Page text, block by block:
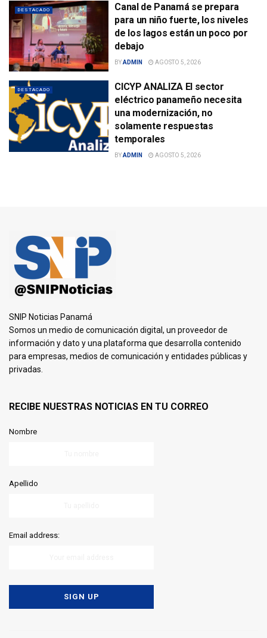
DESTACADO
Canal de Panamá se prepara
para un niño fuerte, los niveles
de los lagos están un poco por
debajo
BYADMIN AGOSTO 5, 2026
DESTACADO
CICYP ANALIZA El sector
eléctrico panameño necesita
una modernización, no
solamente respuestas
temporales
BYADMIN AGOSTO 5, 2026
SNIP Noticias Panamá
Somos un medio de comunicación digital, un proveedor de
información y dato y una plataforma que desarrolla contenido
para empresas, medios de comunicación y entidades públicas y
privadas.
RECIBE NUESTRAS NOTICIAS EN TU CORREO
Nombre
Apellido
Email address: